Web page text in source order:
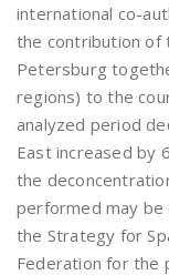
international co-
the contribution of
Petersburg
regions) to the
analyzed period
East increased by
the
performed may
the Strategy for
Federation for the